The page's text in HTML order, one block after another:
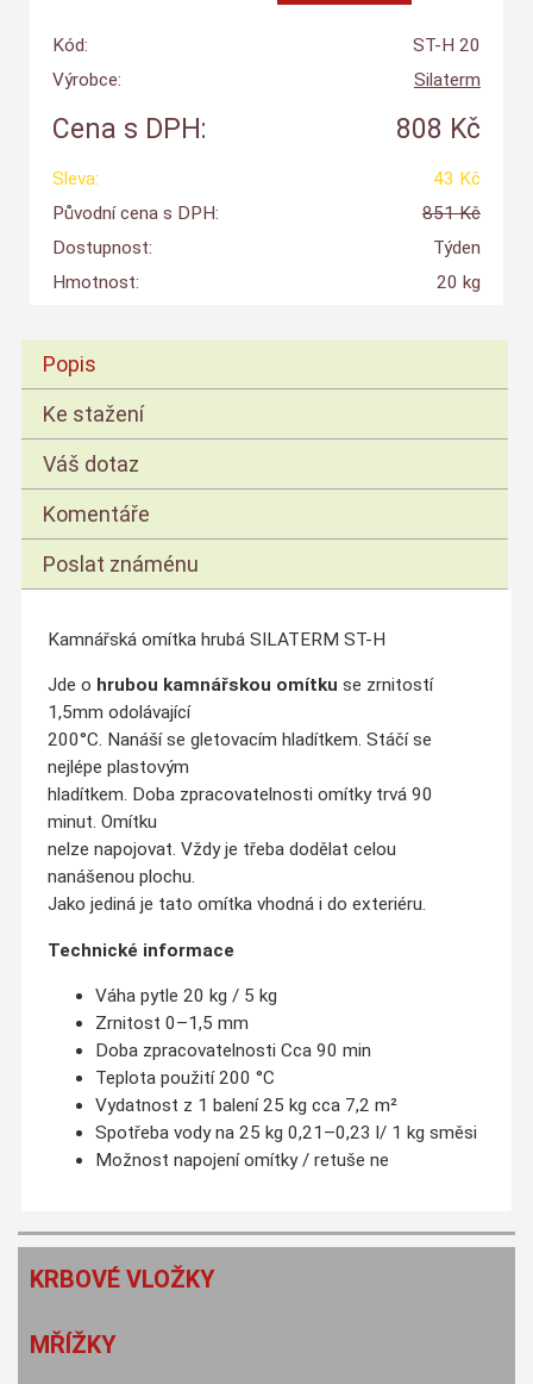
Kód:
ST-H 20
Výrobce:
Silaterm
Cena s DPH: 808 Kč
Sleva:
43 Kč
Původní cena s DPH:
851 Kč
Dostupnost:
Týden
Hmotnost:
20 kg
Popis
Ke stažení
Váš dotaz
Komentáře
Poslat známénu
Kamnářská omítka hrubá SILATERM ST-H
Jde o hrubou kamnářskou omítku se zrnitostí
1,5mm odolávající
200°C. Nanáší se gletovacím hladítkem. Stáčí se
nejlépe plastovým
hladítkem. Doba zpracovatelnosti omítky trvá 90
minut. Omítku
nelze napojovat. Vždy je třeba dodělat celou
nanášenou plochu.
Jako jediná je tato omítka vhodná i do exteriéru.
Technické informace
Váha pytle 20 kg / 5 kg
Zrnitost 0–1,5 mm
Doba zpracovatelnosti Cca 90 min
Teplota použití 200 °C
Vydatnost z 1 balení 25 kg cca 7,2 m²
Spotřeba vody na 25 kg 0,21–0,23 l/ 1 kg směsi
Možnost napojení omítky / retuše ne
KRBOVÉ VLOŽKY
MŘÍŽKY